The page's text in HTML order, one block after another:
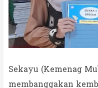
Sekayu (Kemenag
membanggakan